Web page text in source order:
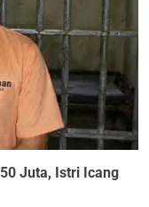
Juta, Istri Icang